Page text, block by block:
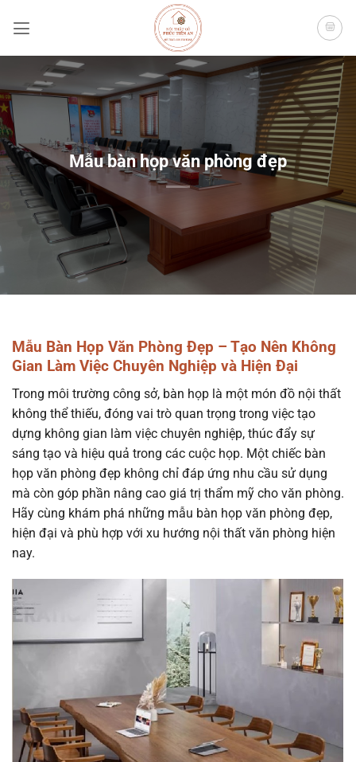
qua
Mẫu bàn họp văn phòng đẹp
Mẫu Bàn Họp Văn Phòng Đẹp – Tạo Nên Không
Gian Làm Việc Chuyên Nghiệp và Hiện Đại
Trong môi trường công sở, bàn họp là một món đồ nội thất
không thể thiếu, đóng vai trò quan trọng trong việc tạo
dựng không gian làm việc chuyên nghiệp, thúc đẩy sự
sáng tạo và hiệu quả trong các cuộc họp. Một chiếc bàn
họp văn phòng đẹp không chỉ đáp ứng nhu cầu sử dụng
mà còn góp phần nâng cao giá trị thẩm mỹ cho văn phòng.
Hãy cùng khám phá những mẫu bàn họp văn phòng đẹp,
hiện đại và phù hợp với xu hướng nội thất văn phòng hiện
nay.